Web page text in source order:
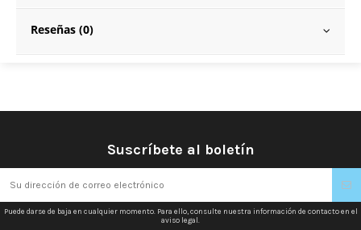
Reseñas (0)
Suscríbete al boletín
Puede darse de baja en cualquier momento. Para ello, consulte nuestra información de contacto en el
aviso legal.